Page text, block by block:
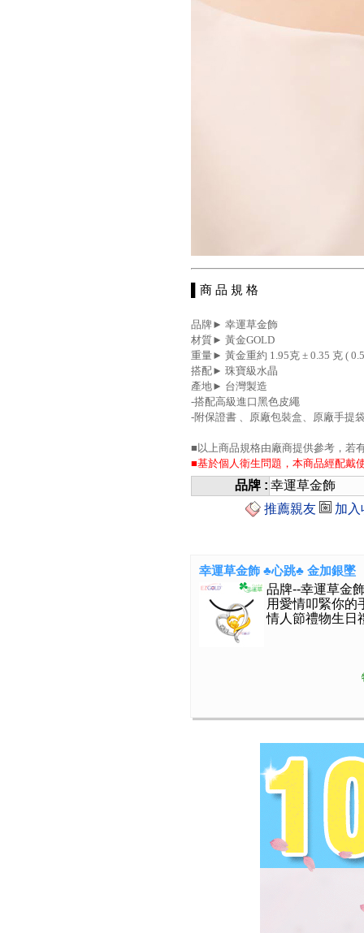
▌商 品 規 格
品牌► 幸運草金飾
材質► 黃金GOLD
重量► 黃金重約 1.95克 ± 0.35 克 (
搭配► 珠寶級水晶
產地► 台灣製造
-搭配高級進口黑色皮繩
-附保證書 、原廠包裝盒、原廠手提
■以上商品規格由廠商提供參考，若
■基於個人衛生問題，本商品經配戴
品牌 : 幸運草金飾
推薦親友
加入
幸運草金飾 ♣心跳♣ 金加銀墜
品牌--幸運草金
用愛情叩緊你的
情人節禮物生日